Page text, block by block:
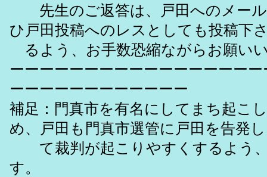
先生のご返答は、戸田へのメール
ひ戸田投稿へのレスとしても投稿下
るよう、お手数恐縮ながらお願い
ーーーーーーーーーーーーーーーー
ーーーーーーーーーーーー
補足：門真市を有名にしてまち起こ
め、戸田も門真市選管に戸田を告発し
て裁判が起こりやすくするよう
す。